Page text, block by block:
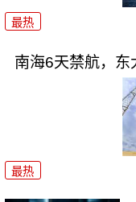
最热
南海6天禁航，东
最热